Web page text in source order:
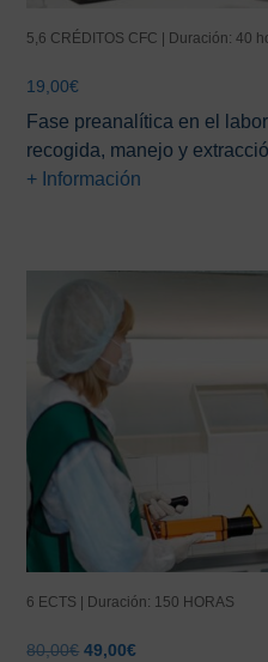
5,6 CRÉDITOS CFC | Duración: 40
19,00€
Fase preanalítica en el
recogida, manejo y
+ Información
6 ECTS | Duración: 150 HORAS
80,00€ El
49,00€El